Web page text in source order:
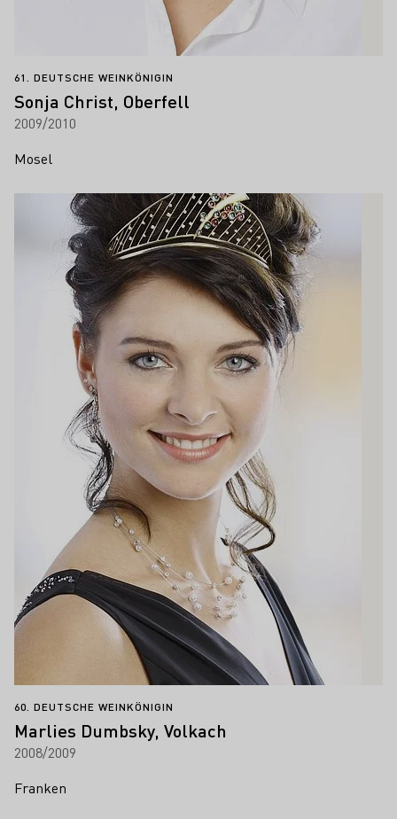
61. DEUTSCHE WEINKÖNIGIN
Sonja Christ, Oberfell
2009/2010
Mosel
60. DEUTSCHE WEINKÖNIGIN
Marlies Dumbsky, Volkach
2008/2009
Franken